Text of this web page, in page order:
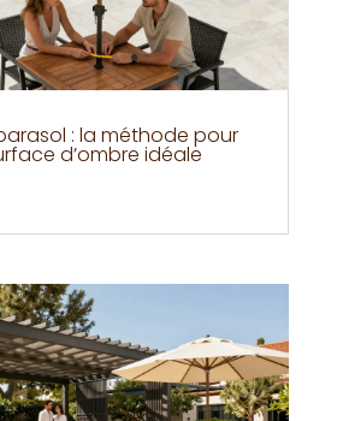
: la méthode pour
d’ombre idéale